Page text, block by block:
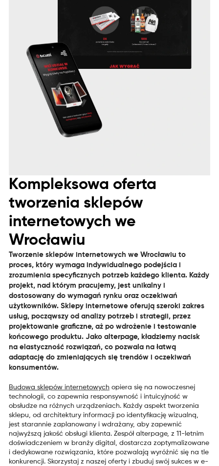
Kompleksowa oferta
tworzenia sklepów
internetowych we
Wrocławiu
Tworzenie sklepów internetowych we Wrocławiu to
proces, który wymaga indywidualnego podejścia i
zrozumienia specyficznych potrzeb każdego klienta. Każdy
projekt, nad którym pracujemy, jest unikalny i
dostosowany do wymagań rynku oraz oczekiwań
użytkowników. Sklepy internetowe oferują szeroki zakres
usług, począwszy od analizy potrzeb i strategii, przez
projektowanie graficzne, aż po wdrożenie i testowanie
końcowego produktu. Jako alterpage, kładziemy nacisk
na elastyczność rozwiązań, co pozwala na łatwą
adaptację do zmieniających się trendów i oczekiwań
konsumentów.
Budowa sklepów internetowychopiera się na nowoczesnej
technologii, co zapewnia responsywność i intuicyjność w
obsłudze na różnych urządzeniach. Każdy aspekt tworzenia
sklepu, od architektury informacji po identyfikację wizualną,
jest starannie zaplanowany i wdrażany, aby zapewnić
najwyższą jakość obsługi klienta. Zespół alterpage, z 11-letnim
doświadczeniem w branży digital, dostarcza zoptymalizowane
i dedykowane rozwiązania, które pozwalają wyróżnić się na tle
konkurencji. Skorzystaj z naszej oferty i zbuduj swój sukces w e-